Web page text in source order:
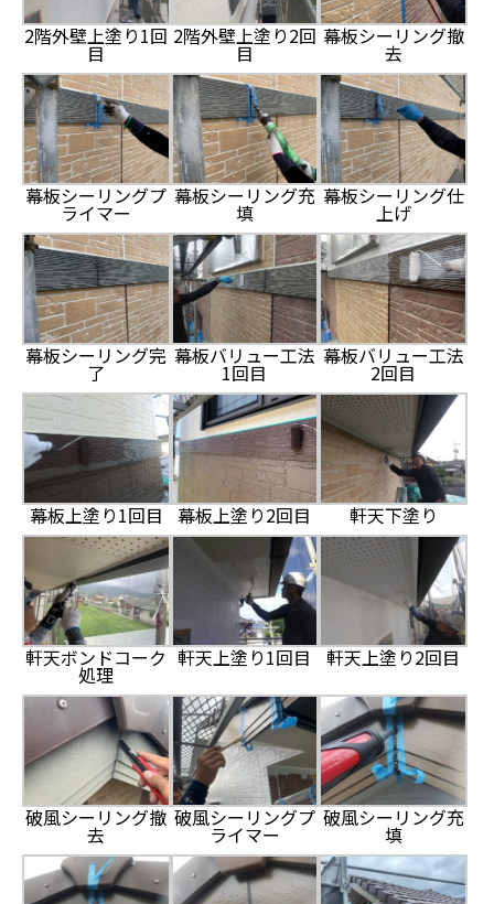
2階外壁上塗り1回
目
2階外壁上塗り2回
目
幕板シーリング撤
去
幕板シーリングプ
ライマー
幕板シーリング充
填
幕板シーリング仕
上げ
幕板シーリング完
了
幕板バリュー工法
1回目
幕板バリュー工法
2回目
幕板上塗り1回目 幕板上塗り2回目 軒天下塗り
軒天ボンドコーク
処理
軒天上塗り1回目 軒天上塗り2回目
破風シーリング撤
去
破風シーリングプ
ライマー
破風シーリング充
填